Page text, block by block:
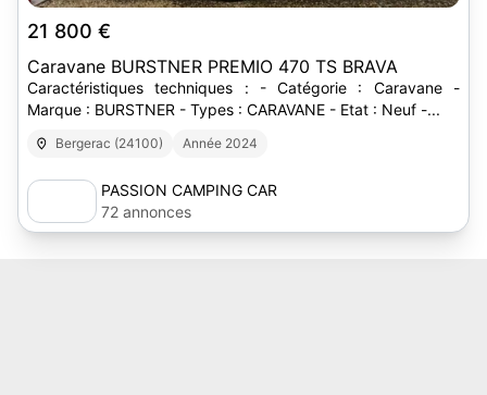
21 800 €
Caravane BURSTNER PREMIO 470 TS BRAVA
Caractéristiques techniques : - Catégorie : Caravane -
Marque : BURSTNER - Types : CARAVANE - Etat : Neuf -...
Bergerac (24100) Année 2024
PASSION CAMPING CAR
72 annonces